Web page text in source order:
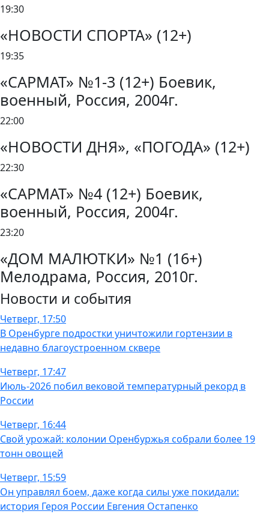
19:30
«НОВОСТИ СПОРТА» (12+)
19:35
«САРМАТ» №1-3 (12+) Боевик,
военный, Россия, 2004г.
22:00
«НОВОСТИ ДНЯ», «ПОГОДА» (12+)
22:30
«САРМАТ» №4 (12+) Боевик,
военный, Россия, 2004г.
23:20
«ДОМ МАЛЮТКИ» №1 (16+)
Мелодрама, Россия, 2010г.
Новости и события
Четверг, 17:50
В Оренбурге подростки уничтожили гортензии в
недавно благоустроенном сквере
Четверг, 17:47
Июль-2026 побил вековой температурный рекорд в
России
Четверг, 16:44
Свой урожай: колонии Оренбуржья собрали более 19
тонн овощей
Четверг, 15:59
Он управлял боем, даже когда силы уже покидали:
история Героя России Евгения Остапенко